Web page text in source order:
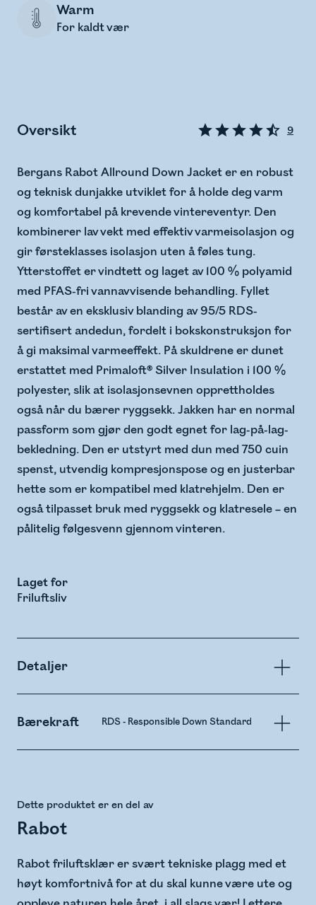
Warm
For kaldt vær
Oversikt 9
Bergans Rabot Allround Down Jacket er en robust
og teknisk dunjakke utviklet for å holde deg varm
og komfortabel på krevende vintereventyr. Den
kombinerer lav vekt med effektiv varmeisolasjon og
gir førsteklasses isolasjon uten å føles tung.
Ytterstoffet er vindtett og laget av 100 % polyamid
med PFAS-fri vannavvisende behandling. Fyllet
består av en eksklusiv blanding av 95/5 RDS-
sertifisert andedun, fordelt i bokskonstruksjon for
å gi maksimal varmeeffekt. På skuldrene er dunet
erstattet med Primaloft® Silver Insulation i 100 %
polyester, slik at isolasjonsevnen opprettholdes
også når du bærer ryggsekk. Jakken har en normal
passform som gjør den godt egnet for lag-på-lag-
bekledning. Den er utstyrt med dun med 750 cuin
spenst, utvendig kompresjonspose og en justerbar
hette som er kompatibel med klatrehjelm. Den er
også tilpasset bruk med ryggsekk og klatresele – en
pålitelig følgesvenn gjennom vinteren.
Laget for
Friluftsliv
Detaljer
Bærekraft RDS - Responsible Down Standard PFAS-free
Dette produktet er en del av
Rabot
Rabot friluftsklær er svært tekniske plagg med et
høyt komfortnivå for at du skal kunne være ute og